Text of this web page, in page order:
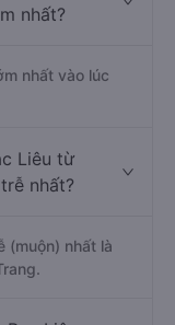
nhất?
nhất vào lúc
Liêu từ
nhất?
(muộn) nhất là